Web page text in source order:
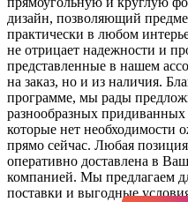
дизайн, позволяющий
практически в любом
не отрицает надежности и
представленные в нашем
на заказ, но и из наличия.
программе, мы рады
разнообразных
которые нет необходимости
прямо сейчас. Любая
оперативно доставлена в
компанией. Мы предлагаем
поставки и выгодные